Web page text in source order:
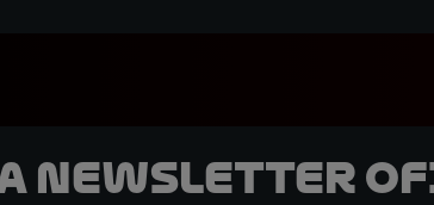
a newsletter